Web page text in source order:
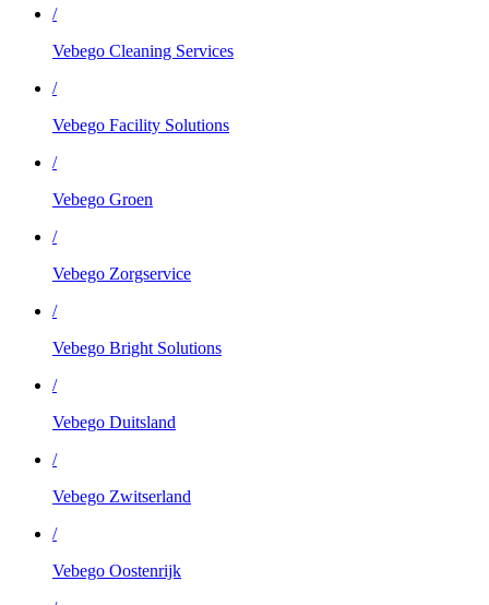
/
Vebego Cleaning Services
/
Vebego Facility Solutions
/
Vebego Groen
/
Vebego Zorgservice
/
Vebego Bright Solutions
/
Vebego Duitsland
/
Vebego Zwitserland
/
Vebego Oostenrijk